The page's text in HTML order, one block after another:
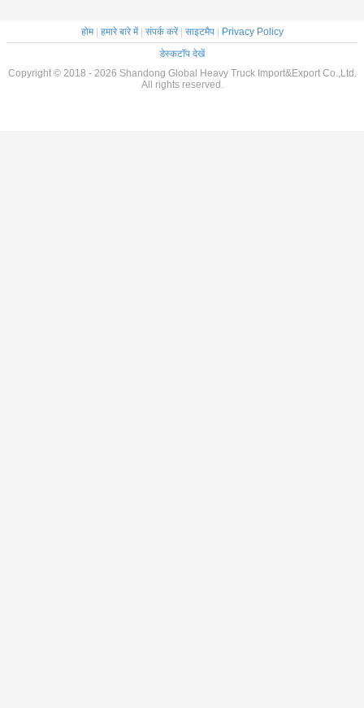
होम| हमारे बारे में| संपर्क करें| साइटमैप| Privacy Policy
डेस्कटॉप देखें
Copyright © 2018 - 2026 Shandong Global Heavy Truck Import&Export Co.,Ltd.
All rights reserved.